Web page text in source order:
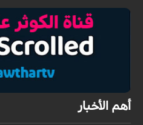
أهم الأخبار